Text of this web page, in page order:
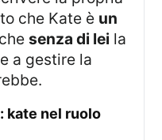
che Kate è un
senza di lei la
a gestire la